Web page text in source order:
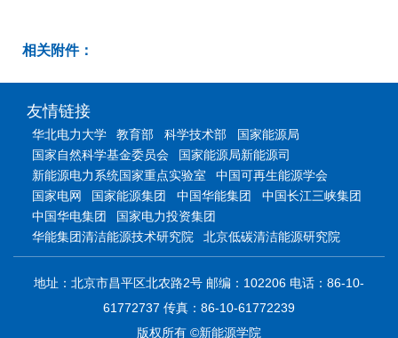
相关附件：
友情链接
华北电力大学 教育部 科学技术部
国家能源局
国家自然科学基金委员会
国家能源局新能源司
新能源电力系统国家重点实验室
中国可再生能源学会
国家电网
国家能源集团 中国华能集团
中国长江三峡集团
中国华电集团
国家电力投资集团
华能集团清洁能源技术研究院
北京低碳清洁能源研究院
地址：北京市昌平区北农路2号 邮编：102206 电话：86-10-
61772737 传真：86-10-61772239
版权所有 ©新能源学院